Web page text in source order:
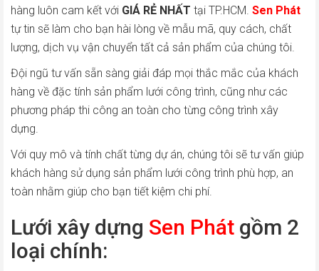
hàng luôn cam kết với GIÁ RẺ NHẤT tại TP.HCM. Sen Phát
tự tin sẽ làm cho bạn hài lòng về mẫu mã, quy cách, chất
lượng, dịch vụ vận chuyển tất cả sản phẩm của chúng tôi.
Đội ngũ tư vấn sẵn sàng giải đáp mọi thắc mắc của khách
hàng về đặc tính sản phẩm lưới công trình, cũng như các
phương pháp thi công an toàn cho từng công trình xây
dựng.
Với quy mô và tính chất từng dự án, chúng tôi sẽ tư vấn giúp
khách hàng sử dụng sản phẩm lưới công trình phù hợp, an
toàn nhằm giúp cho bạn tiết kiệm chi phí.
Lưới xây dựng Sen Phát gồm 2
loại chính: